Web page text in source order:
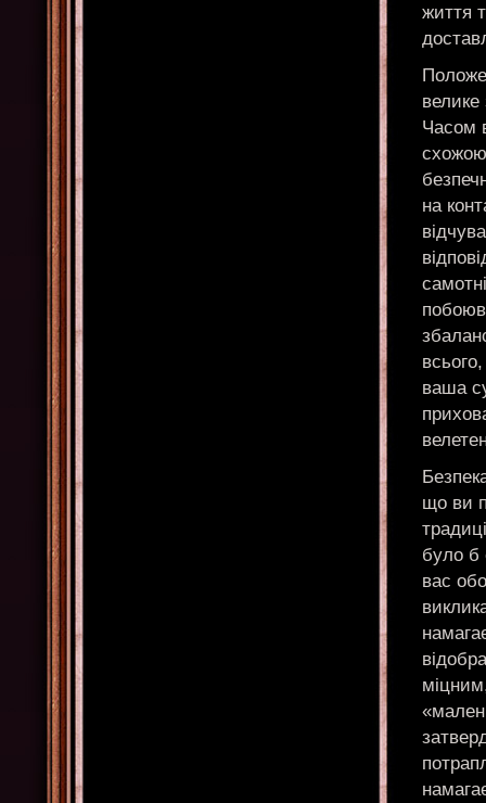
життя
велике
Часом
на
ваша
що ви
було б
вас